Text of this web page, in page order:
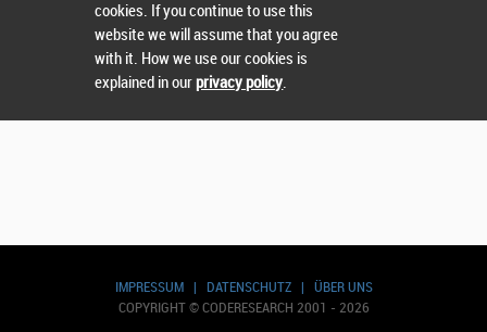
IMPRESSUM| DATENSCHUTZ| ÜBER UNS
COPYRIGHT © CODERESEARCH 2001 - 2026
cookies. If you continue to use this
website we will assume that you agree
with it. How we use our cookies is
explained in ourprivacy policy.